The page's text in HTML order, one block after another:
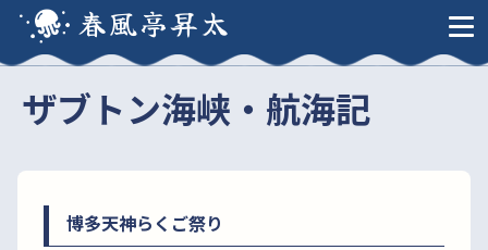
春風亭昇太
ザブトン海峡・航海記
博多天神らくご祭り